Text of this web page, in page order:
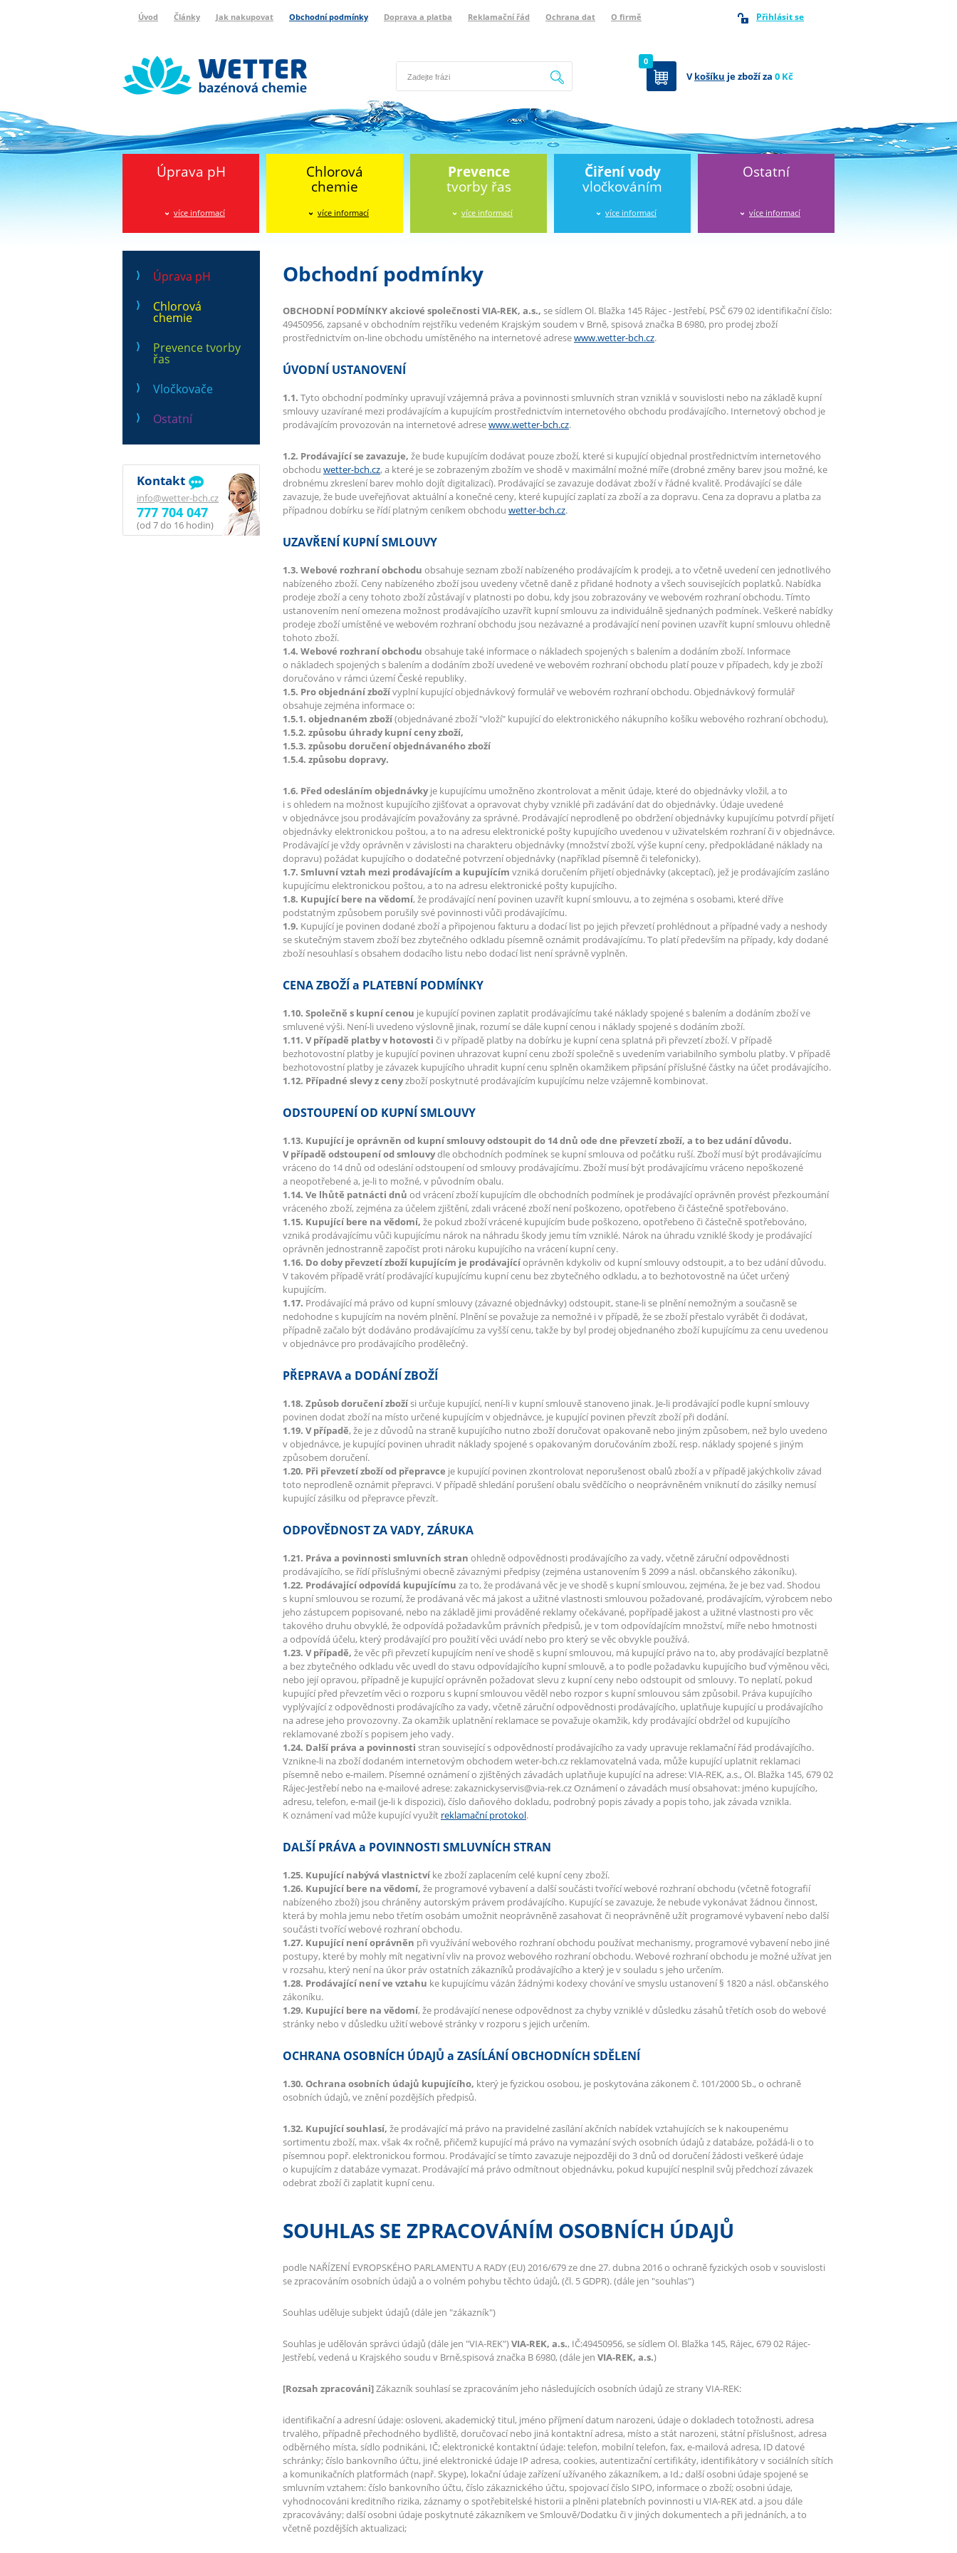
Úvod Články Jak nakupovat Obchodní podmínky Doprava a platba Reklamační řád Ochrana dat O firmě Přihlásit se
Hledat
Vkošíku je zboží za 0 Kč
0
Úprava pH
více informací
Chlorová
chemie
více informací
Prevence
tvorby řas
více informací
Čiření vody
vločkováním
více informací
Ostatní
více informací
Úprava pH
Chlorová
chemie
Prevence tvorby
řas
Vločkovače
Ostatní
Kontakt
info@wetter-bch.cz
777 704 047
(od 7 do 16 hodin)
Obchodní podmínky
OBCHODNÍ PODMÍNKY akciové společnosti VIA-REK, a.s., se sídlem Ol. Blažka 145 Rájec - Jestřebí, PSČ 679 02 identifikační číslo:
49450956, zapsané v obchodním rejstříku vedeném Krajským soudem v Brně, spisová značka B 6980, pro prodej zboží
prostřednictvím on-line obchodu umístěného na internetové adresewww.wetter-bch.cz.
ÚVODNÍ USTANOVENÍ
1.1. Tyto obchodní podmínky upravují vzájemná práva a povinnosti smluvních stran vzniklá v souvislosti nebo na základě kupní
smlouvy uzavírané mezi prodávajícím a kupujícím prostřednictvím internetového obchodu prodávajícího. Internetový obchod je
prodávajícím provozován na internetové adresewww.wetter-bch.cz.
1.2. Prodávající se zavazuje, že bude kupujícím dodávat pouze zboží, které si kupující objednal prostřednictvím internetového
obchodu wetter-bch.cz, a které je se zobrazeným zbožím ve shodě v maximální možné míře (drobné změny barev jsou možné, ke
drobnému zkreslení barev mohlo dojít digitalizací). Prodávající se zavazuje dodávat zboží v řádné kvalitě. Prodávající se dále
zavazuje, že bude uveřejňovat aktuální a konečné ceny, které kupující zaplatí za zboží a za dopravu. Cena za dopravu a platba za
případnou dobírku se řídí platným ceníkem obchodu wetter-bch.cz.
UZAVŘENÍ KUPNÍ SMLOUVY
1.3. Webové rozhraní obchodu obsahuje seznam zboží nabízeného prodávajícím k prodeji, a to včetně uvedení cen jednotlivého
nabízeného zboží. Ceny nabízeného zboží jsou uvedeny včetně daně z přidané hodnoty a všech souvisejících poplatků. Nabídka
prodeje zboží a ceny tohoto zboží zůstávají v platnosti po dobu, kdy jsou zobrazovány ve webovém rozhraní obchodu. Tímto
ustanovením není omezena možnost prodávajícího uzavřít kupní smlouvu za individuálně sjednaných podmínek. Veškeré nabídky
prodeje zboží umístěné ve webovém rozhraní obchodu jsou nezávazné a prodávající není povinen uzavřít kupní smlouvu ohledně
tohoto zboží.
1.4. Webové rozhraní obchodu obsahuje také informace o nákladech spojených s balením a dodáním zboží. Informace
o nákladech spojených s balením a dodáním zboží uvedené ve webovém rozhraní obchodu platí pouze v případech, kdy je zboží
doručováno v rámci území České republiky.
1.5. Pro objednání zbožívyplní kupující objednávkový formulář ve webovém rozhraní obchodu. Objednávkový formulář
obsahuje zejména informace o:
1.5.1. objednaném zboží(objednávané zboží "vloží" kupující do elektronického nákupního košíku webového rozhraní obchodu),
1.5.2. způsobu úhrady kupní ceny zboží,
1.5.3. způsobu doručení objednávaného zboží
1.5.4. způsobu dopravy.
1.6. Před odesláním objednávkyje kupujícímu umožněno zkontrolovat a měnit údaje, které do objednávky vložil, a to
i s ohledem na možnost kupujícího zjišťovat a opravovat chyby vzniklé při zadávání dat do objednávky. Údaje uvedené
v objednávce jsou prodávajícím považovány za správné. Prodávající neprodleně po obdržení objednávky kupujícímu potvrdí přijetí
objednávky elektronickou poštou, a to na adresu elektronické pošty kupujícího uvedenou v uživatelském rozhraní či v objednávce.
Prodávající je vždy oprávněn v závislosti na charakteru objednávky (množství zboží, výše kupní ceny, předpokládané náklady na
dopravu) požádat kupujícího o dodatečné potvrzení objednávky (například písemně či telefonicky).
1.7. Smluvní vztah mezi prodávajícím a kupujícím vzniká doručením přijetí objednávky (akceptací), jež je prodávajícím zasláno
kupujícímu elektronickou poštou, a to na adresu elektronické pošty kupujícího.
1.8. Kupující bere na vědomí, že prodávající není povinen uzavřít kupní smlouvu, a to zejména s osobami, které dříve
podstatným způsobem porušily své povinnosti vůči prodávajícímu.
1.9. Kupující je povinen dodané zboží a připojenou fakturu a dodací list po jejich převzetí prohlédnout a případné vady a neshody
se skutečným stavem zboží bez zbytečného odkladu písemně oznámit prodávajícímu. To platí především na případy, kdy dodané
zboží nesouhlasí s obsahem dodacího listu nebo dodací list není správně vyplněn.
CENA ZBOŽÍ a PLATEBNÍ PODMÍNKY
1.10. Společně s kupní cenou je kupující povinen zaplatit prodávajícímu také náklady spojené s balením a dodáním zboží ve
smluvené výši. Není-li uvedeno výslovně jinak, rozumí se dále kupní cenou i náklady spojené s dodáním zboží.
1.11. V případě platby v hotovosti či v případě platby na dobírku je kupní cena splatná při převzetí zboží. V případě
bezhotovostní platby je kupující povinen uhrazovat kupní cenu zboží společně s uvedením variabilního symbolu platby. V případě
bezhotovostní platby je závazek kupujícího uhradit kupní cenu splněn okamžikem připsání příslušné částky na účet prodávajícího.
1.12. Případné slevy z cenyzboží poskytnuté prodávajícím kupujícímu nelze vzájemně kombinovat.
ODSTOUPENÍ OD KUPNÍ SMLOUVY
1.13. Kupující je oprávněn od kupní smlouvy odstoupit do 14 dnů ode dne převzetí zboží, a to bez udání důvodu.
V případě odstoupení od smlouvydle obchodních podmínek se kupní smlouva od počátku ruší. Zboží musí být prodávajícímu
vráceno do 14 dnů od odeslání odstoupení od smlouvy prodávajícímu. Zboží musí být prodávajícímu vráceno nepoškozené
a neopotřebené a, je-li to možné, v původním obalu.
1.14. Ve lhůtě patnácti dnů od vrácení zboží kupujícím dle obchodních podmínek je prodávající oprávněn provést přezkoumání
vráceného zboží, zejména za účelem zjištění, zdali vrácené zboží není poškozeno, opotřebeno či částečně spotřebováno.
1.15. Kupující bere na vědomí, že pokud zboží vrácené kupujícím bude poškozeno, opotřebeno či částečně spotřebováno,
vzniká prodávajícímu vůči kupujícímu nárok na náhradu škody jemu tím vzniklé. Nárok na úhradu vzniklé škody je prodávající
oprávněn jednostranně započíst proti nároku kupujícího na vrácení kupní ceny.
1.16. Do doby převzetí zboží kupujícím je prodávajícíoprávněn kdykoliv od kupní smlouvy odstoupit, a to bez udání důvodu.
V takovém případě vrátí prodávající kupujícímu kupní cenu bez zbytečného odkladu, a to bezhotovostně na účet určený
kupujícím.
1.17. Prodávající má právo od kupní smlouvy (závazné objednávky) odstoupit, stane-li se plnění nemožným a současně se
nedohodne s kupujícím na novém plnění. Plnění se považuje za nemožné i v případě, že se zboží přestalo vyrábět či dodávat,
případně začalo být dodáváno prodávajícímu za vyšší cenu, takže by byl prodej objednaného zboží kupujícímu za cenu uvedenou
v objednávce pro prodávajícího prodělečný.
PŘEPRAVA a DODÁNÍ ZBOŽÍ
1.18. Způsob doručení zbožísi určuje kupující, není-li v kupní smlouvě stanoveno jinak. Je-li prodávající podle kupní smlouvy
povinen dodat zboží na místo určené kupujícím v objednávce, je kupující povinen převzít zboží při dodání.
1.19. V případě, že je z důvodů na straně kupujícího nutno zboží doručovat opakovaně nebo jiným způsobem, než bylo uvedeno
v objednávce, je kupující povinen uhradit náklady spojené s opakovaným doručováním zboží, resp. náklady spojené s jiným
způsobem doručení.
1.20. Při převzetí zboží od přepravce je kupující povinen zkontrolovat neporušenost obalů zboží a v případě jakýchkoliv závad
toto neprodleně oznámit přepravci. V případě shledání porušení obalu svědčícího o neoprávněném vniknutí do zásilky nemusí
kupující zásilku od přepravce převzít.
ODPOVĚDNOST ZA VADY, ZÁRUKA
1.21. Práva a povinnosti smluvních stran ohledně odpovědnosti prodávajícího za vady, včetně záruční odpovědnosti
prodávajícího, se řídí příslušnými obecně závaznými předpisy (zejména ustanovením § 2099 a násl. občanského zákoníku).
1.22. Prodávající odpovídá kupujícímu za to, že prodávaná věc je ve shodě s kupní smlouvou, zejména, že je bez vad. Shodou
s kupní smlouvou se rozumí, že prodávaná věc má jakost a užitné vlastnosti smlouvou požadované, prodávajícím, výrobcem nebo
jeho zástupcem popisované, nebo na základě jimi prováděné reklamy očekávané, popřípadě jakost a užitné vlastnosti pro věc
takového druhu obvyklé, že odpovídá požadavkům právních předpisů, je v tom odpovídajícím množství, míře nebo hmotnosti
a odpovídá účelu, který prodávající pro použití věci uvádí nebo pro který se věc obvykle používá.
1.23. V případě, že věc při převzetí kupujícím není ve shodě s kupní smlouvou, má kupující právo na to, aby prodávající bezplatně
a bez zbytečného odkladu věc uvedl do stavu odpovídajícího kupní smlouvě, a to podle požadavku kupujícího buď výměnou věci,
nebo její opravou, případně je kupující oprávněn požadovat slevu z kupní ceny nebo odstoupit od smlouvy. To neplatí, pokud
kupující před převzetím věci o rozporu s kupní smlouvou věděl nebo rozpor s kupní smlouvou sám způsobil. Práva kupujícího
vyplývající z odpovědnosti prodávajícího za vady, včetně záruční odpovědnosti prodávajícího, uplatňuje kupující u prodávajícího
na adrese jeho provozovny. Za okamžik uplatnění reklamace se považuje okamžik, kdy prodávající obdržel od kupujícího
reklamované zboží s popisem jeho vady.
1.24. Další práva a povinnosti stran související s odpovědností prodávajícího za vady upravuje reklamační řád prodávajícího.
Vznikne-li na zboží dodaném internetovým obchodem weter-bch.cz reklamovatelná vada, může kupující uplatnit reklamaci
písemně nebo e-mailem. Písemné oznámení o zjištěných závadách uplatňuje kupující na adrese: VIA-REK, a.s., Ol. Blažka 145, 679 02
Rájec-Jestřebí nebo na e-mailové adrese: zakaznickyservis@via-rek.cz Oznámení o závadách musí obsahovat: jméno kupujícího,
adresu, telefon, e-mail (je-li k dispozici), číslo daňového dokladu, podrobný popis závady a popis toho, jak závada vznikla.
K oznámení vad může kupující využít reklamační protokol.
DALŠÍ PRÁVA a POVINNOSTI SMLUVNÍCH STRAN
1.25. Kupující nabývá vlastnictvíke zboží zaplacením celé kupní ceny zboží.
1.26. Kupující bere na vědomí, že programové vybavení a další součásti tvořící webové rozhraní obchodu (včetně fotografií
nabízeného zboží) jsou chráněny autorským právem prodávajícího. Kupující se zavazuje, že nebude vykonávat žádnou činnost,
která by mohla jemu nebo třetím osobám umožnit neoprávněně zasahovat či neoprávněně užít programové vybavení nebo další
součásti tvořící webové rozhraní obchodu.
1.27. Kupující není oprávněn při využívání webového rozhraní obchodu používat mechanismy, programové vybavení nebo jiné
postupy, které by mohly mít negativní vliv na provoz webového rozhraní obchodu. Webové rozhraní obchodu je možné užívat jen
v rozsahu, který není na úkor práv ostatních zákazníků prodávajícího a který je v souladu s jeho určením.
1.28. Prodávající není ve vztahu ke kupujícímu vázán žádnými kodexy chování ve smyslu ustanovení § 1820 a násl. občanského
zákoníku.
1.29. Kupující bere na vědomí, že prodávající nenese odpovědnost za chyby vzniklé v důsledku zásahů třetích osob do webové
stránky nebo v důsledku užití webové stránky v rozporu s jejich určením.
OCHRANA OSOBNÍCH ÚDAJŮ a ZASÍLÁNÍ OBCHODNÍCH SDĚLENÍ
1.30. Ochrana osobních údajů kupujícího, který je fyzickou osobou, je poskytována zákonem č. 101/2000 Sb., o ochraně
osobních údajů, ve znění pozdějších předpisů.
1.32. Kupující souhlasí, že prodávající má právo na pravidelné zasílání akčních nabídek vztahujících se k nakoupenému
sortimentu zboží, max. však 4x ročně, přičemž kupující má právo na vymazání svých osobních údajů z databáze, požádá-li o to
písemnou popř. elektronickou formou. Prodávající se tímto zavazuje nejpozději do 3 dnů od doručení žádosti veškeré údaje
o kupujícím z databáze vymazat. Prodávající má právo odmítnout objednávku, pokud kupující nesplnil svůj předchozí závazek
odebrat zboží či zaplatit kupní cenu.
SOUHLAS SE ZPRACOVÁNÍM OSOBNÍCH ÚDAJŮ
podle NAŘÍZENÍ EVROPSKÉHO PARLAMENTU A RADY (EU) 2016/679 ze dne 27. dubna 2016 o ochraně fyzických osob v souvislosti
se zpracováním osobních údajů a o volném pohybu těchto údajů, (čl. 5 GDPR). (dále jen "souhlas")
Souhlas uděluje subjekt údajů (dále jen "zákazník")
Souhlas je udělován správci údajů (dále jen "VIA-REK")VIA-REK, a.s., IČ:49450956, se sídlem Ol. Blažka 145, Rájec, 679 02 Rájec-
Jestřebí, vedená u Krajského soudu v Brně,spisová značka B 6980, (dále jen VIA-REK, a.s.)
[Rozsah zpracováni]Zákazník souhlasí se zpracováním jeho následujících osobních údajů ze strany VIA-REK:
identifikační a adresní údaje: osloveni, akademický titul, jméno příjmení datum narozeni, údaje o dokladech totožnosti, adresa
trvalého, případně přechodného bydliště, doručovací nebo jiná kontaktní adresa, místo a stát narozeni, státní příslušnost, adresa
odběrného místa, sídlo podnikáni, IČ; elektronické kontaktní údaje: telefon, mobilní telefon, fax, e-mailová adresa, ID datové
schránky; číslo bankovního účtu, jiné elektronické údaje IP adresa, cookies, autentizační certifikáty, identifikátory v sociálních sítích
a komunikačních platformách (např. Skype), lokační údaje zařízení užívaného zákazníkem, a Id.; další osobni údaje spojené se
smluvním vztahem: číslo bankovního účtu, číslo zákaznického účtu, spojovací číslo SIPO, informace o zboží; osobni údaje,
vyhodnocováni kreditního rizika, záznamy o spotřebitelské historii a plněni platebních povinnosti u VIA-REK atd. a jsou dále
zpracovávány; další osobni údaje poskytnuté zákazníkem ve Smlouvě/Dodatku či v jiných dokumentech a při jednáních, a to
včetně pozdějších aktualizaci;